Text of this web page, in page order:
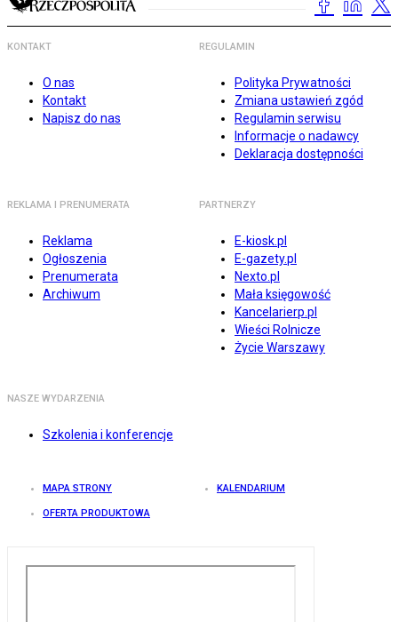
KONTAKT
O nas
Kontakt
Napisz do nas
REGULAMIN
Polityka Prywatności
Zmiana ustawień zgód
Regulamin serwisu
Informacje o nadawcy
Deklaracja dostępności
REKLAMA I PRENUMERATA
Reklama
Ogłoszenia
Prenumerata
Archiwum
PARTNERZY
E-kiosk.pl
E-gazety.pl
Nexto.pl
Mała księgowość
Kancelarierp.pl
Wieści Rolnicze
Życie Warszawy
NASZE WYDARZENIA
Szkolenia i konferencje
MAPA STRONY KALENDARIUM
OFERTA PRODUKTOWA